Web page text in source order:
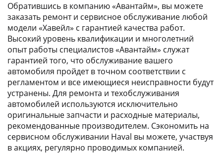
Обратившись в компанию «Авантайм», вы можете
заказать ремонт и сервисное обслуживание любой
модели «Хавейл» с гарантией качества работ.
Высокий уровень квалификации и многолетний
опыт работы специалистов «Авантайм» служат
гарантией того, что обслуживание вашего
автомобиля пройдет в точном соответствии с
регламентом и все имеющиеся неисправности будут
устранены. Для ремонта и техобслуживания
автомобилей используются исключительно
оригинальные запчасти и расходные материалы,
рекомендованные производителем. Сэкономить на
сервисном обслуживании Haval вы можете, участвуя
в акциях, регулярно проводимых компанией.